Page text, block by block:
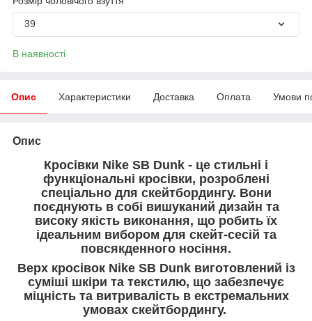
39
В наявності
Опис Характеристики Доставка Оплата Умови
Опис
Кросівки Nike SB Dunk - це стильні і
функціональні кросівки, розроблені
спеціально для скейтбордингу. Вони
поєднують в собі вишуканий дизайн та
високу якість виконання, що робить їх
ідеальним вибором для скейт-сесій та
повсякденного носіння.
Верх кросівок Nike SB Dunk виготовлений із
суміші шкіри та текстилю, що забезпечує
міцність та витривалість в екстремальних
умовах скейтбордингу.